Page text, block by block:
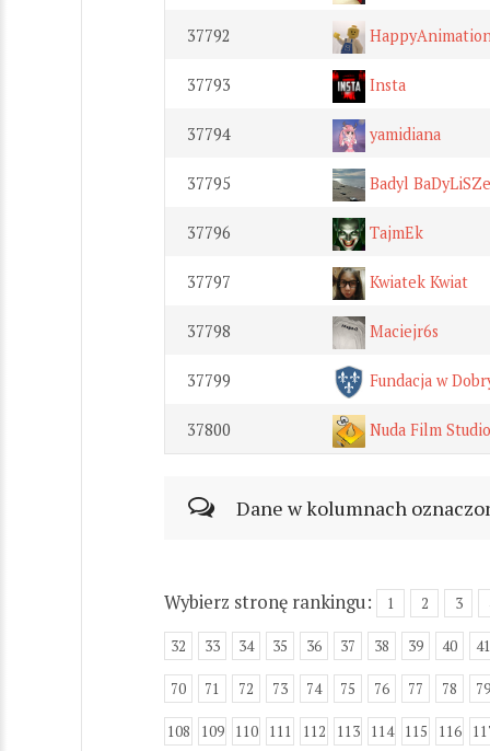
37792
37793 Insta
37794 yamidiana
37795 Badyl
37796 TajmEk
37797 Kwiatek Kwiat
37798 Maciejr6s
37799 Fundacja w
37800 Nuda Film Studio
Dane w kolumnach
Wybierz stronę rankingu: 1 2 3
32 33 34 35 36 37 38 39 40 41
70 71 72 73 74 75 76 77 78 79
108 109 110 111 112 113 114 115 116